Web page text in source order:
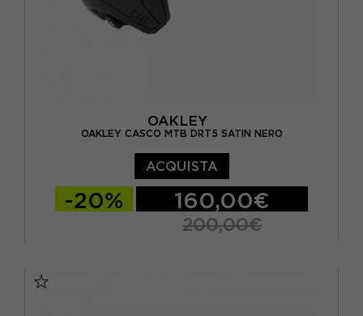
OAKLEY
OAKLEY CASCO MTB DRT5 SATIN NERO
ACQUISTA
-20% 160,00€
200,00€